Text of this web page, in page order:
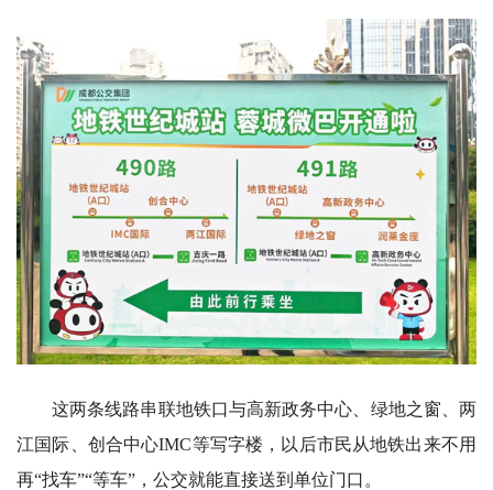
这两条线路串联地铁口与高新政务中心、绿地之窗、两
江国际、创合中心IMC等写字楼，以后市民从地铁出来不用
再“找车”“等车”，公交就能直接送到单位门口。